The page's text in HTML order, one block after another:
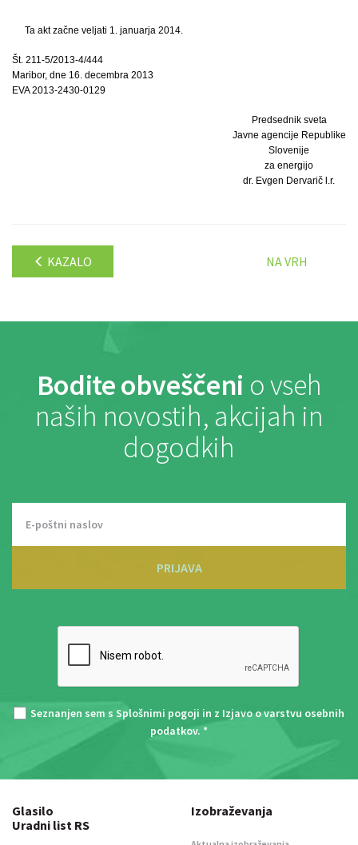
Ta akt začne veljati 1. januarja 2014.
Št. 211-5/2013-4/444
Maribor, dne 16. decembra 2013
EVA 2013-2430-0129
Predsednik sveta
Javne agencije Republike
Slovenije
za energijo
dr. Evgen Dervarič l.r.
KAZALO NA VRH
Bodite obveščeni o vseh
naših novostih, akcijah in
dogodkih
PRIJAVA
Seznanjen sem s Splošnimi pogoji in z Izjavo o varstvu osebnih
podatkov. *
Glasilo
Uradni list RS
Izobraževanja